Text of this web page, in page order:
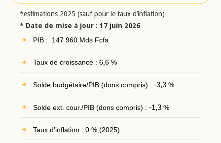
*estimations 2025 (sauf pour le taux d’inflation)
* Date de mise à jour : 17 juin 2026
PIB : 147 960 Mds Fcfa
Taux de croissance : 6,6 %
Solde budgétaire/PIB (dons compris) : -3,3%
Solde ext. cour./PIB (dons compris) : -1,3%
Taux d'inflation : 0 % (2025)